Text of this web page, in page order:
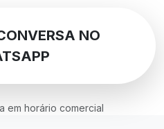
NO
em horário comercial